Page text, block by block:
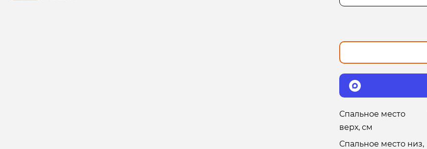
Спальное место
верх, см
Спальное место низ,